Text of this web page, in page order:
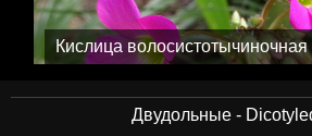
Кислица
Двудольные -